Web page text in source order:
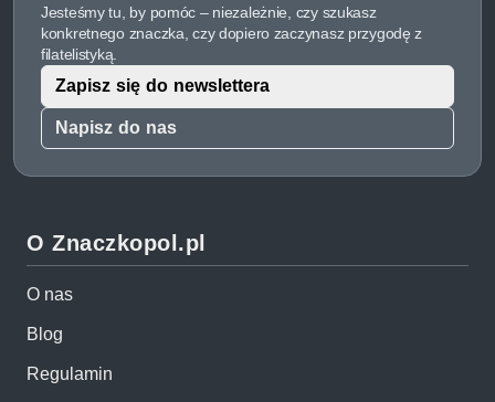
Jesteśmy tu, by pomóc – niezależnie, czy szukasz
konkretnego znaczka, czy dopiero zaczynasz przygodę z
filatelistyką.
Napisz do nas
Zapisz się do newslettera
O Znaczkopol.pl
O nas
Blog
Regulamin